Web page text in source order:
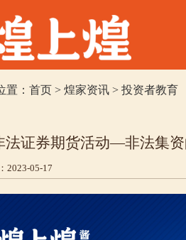
置： 首页> 煌家资讯> 投资者教育
法证券期货活动—非法集
2023-05-17